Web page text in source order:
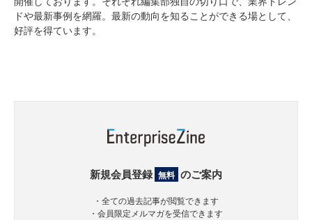
ドや最新事例を網羅。最新の動向を知ることができる場として、
好評を得ています。
新規会員登録 無料 のご案内
・全ての過去記事が閲覧できます
・会員限定メルマガを受信できます